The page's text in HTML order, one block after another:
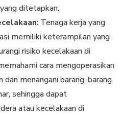
ditetapkan.
: Tenaga kerja yang
memiliki keterampilan yang
risiko kecelakaan di
cara mengoperasikan
menangani barang-barang
sehingga dapat
atau kecelakaan di